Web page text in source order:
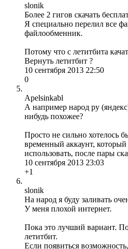
slonik
Более 2 гигов скачать
Я специально перелил все
файлообменник.
Потому что с летитбита
Вернуть летитбит ?
10 сентября 2013 22:50
0
Apelsinkabl
А например народ ру
нибудь похожее?
Просто не сильно хотелось
временный аккаунт,
использовать, после пары
10 сентября 2013 23:03
+1
slonik
На народ я буду заливать
У меня плохой интернет.
Пока это лучший вариант.
летитбит.
Если появиться